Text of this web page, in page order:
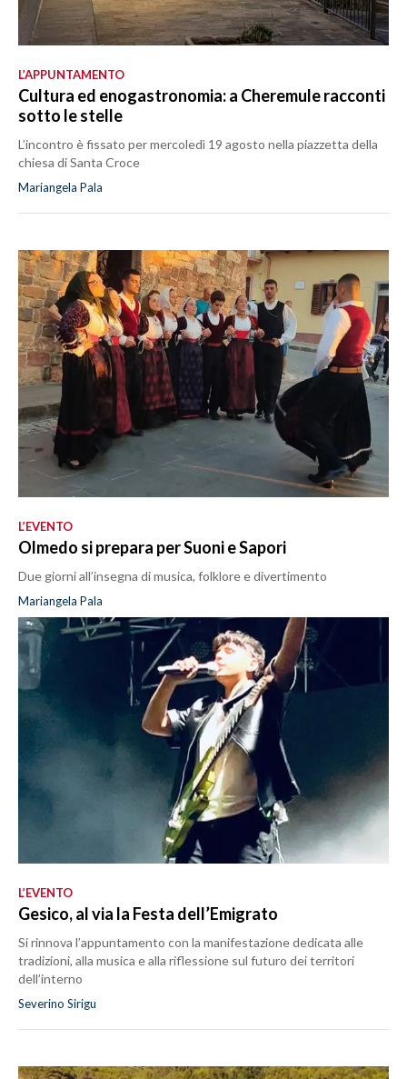
L’APPUNTAMENTO
Cultura ed enogastronomia: a Cheremule racconti
sotto le stelle
L’incontro è fissato per mercoledì 19 agosto nella piazzetta della
chiesa di Santa Croce
Mariangela Pala
L’EVENTO
Olmedo si prepara per Suoni e Sapori
Due giorni all’insegna di musica, folklore e divertimento
Mariangela Pala
L’EVENTO
Gesico, al via la Festa dell’Emigrato
Si rinnova l’appuntamento con la manifestazione dedicata alle
tradizioni, alla musica e alla riflessione sul futuro dei territori
dell’interno
Severino Sirigu